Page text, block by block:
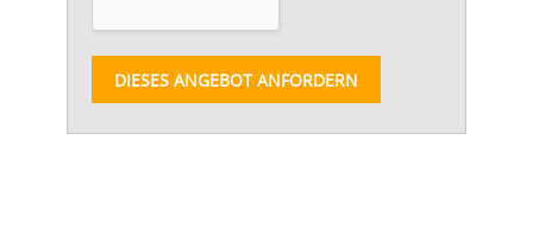
DIESES ANGEBOT ANFORDERN